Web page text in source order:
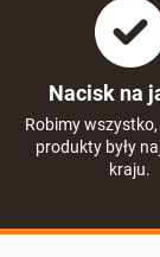
Nacisk na
Robimy
produkty były
kraju.